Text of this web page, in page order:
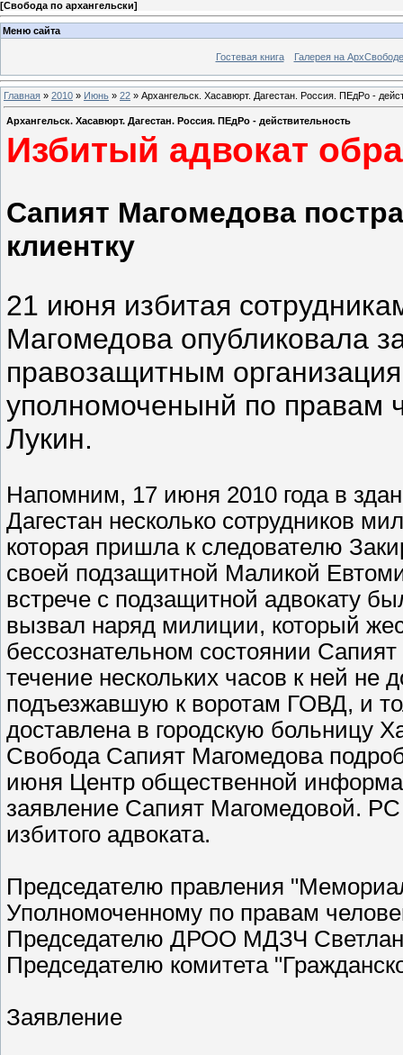
[Свобода по архангельски]
Меню сайта
Гостевая книга Галерея на АрхСвободе
Главная » 2010 » Июнь » 22 » Архангельск. Хасавюрт. Дагестан. Россия. ПЕдРо -
Архангельск. Хасавюрт. Дагестан. Россия. ПЕдРо - действительность
Избитый адвокат
Сапият Магомедова
клиентку
21 июня избитая
Магомедова опубликовала
правозащитным
уполномоченынй по правам
Лукин.
Напомним, 17 июня 2010 года в
Дагестан несколько сотрудников
которая пришла к следователю
своей подзащитной Маликой
встрече с подзащитной адвокату
вызвал наряд милиции, который
бессознательном состоянии
течение нескольких часов к ней
подъезжавшую к воротам ГОВД, и
доставлена в городскую больницу
Свобода Сапият Магомедова
июня Центр общественной
заявление Сапият Магомедовой.
избитого адвоката.
Председателю правления
Уполномоченному по правам
Председателю ДРОО МДЗЧ
Председателю комитета
Заявление